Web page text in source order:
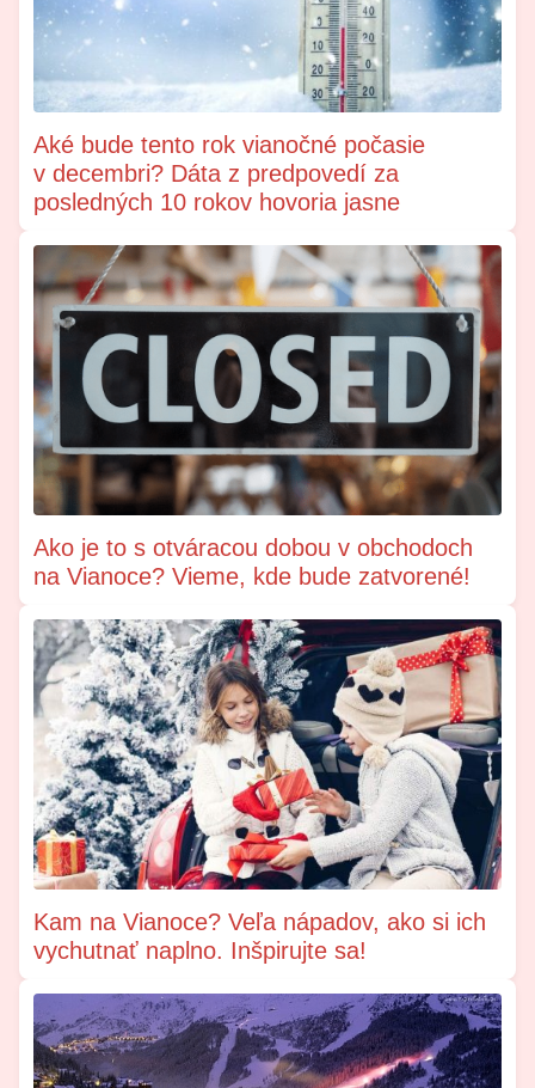
Aké bude tento rok vianočné počasie
v decembri? Dáta z predpovedí za
posledných 10 rokov hovoria jasne
Ako je to s otváracou dobou v obchodoch
na Vianoce? Vieme, kde bude zatvorené!
Kam na Vianoce? Veľa nápadov, ako si ich
vychutnať naplno. Inšpirujte sa!